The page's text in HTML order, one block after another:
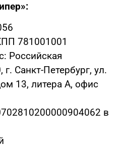
781001001
Российская
Санкт-Петербург, ул.
13, литера А, офис
в